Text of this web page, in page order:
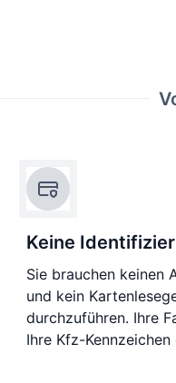
Keine
Sie brauchen keinen
und kein
durchzuführen. Ihre
Ihre Kfz-Kennzeichen